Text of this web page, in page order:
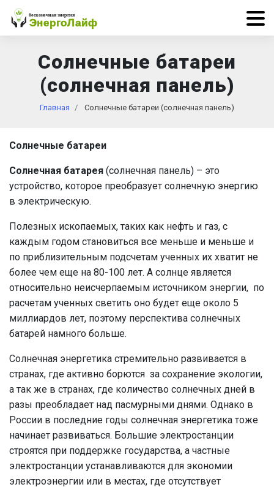
Солнечные батареи
(солнечная панель)
Главная Солнечные батареи (солнечная панель)
Солнечные батареи
Солнечная батарея (солнечная панель) – это
устройство, которое преобразует солнечную энергию
в электрическую.
Полезных ископаемых, таких как нефть и газ, с
каждым годом становиться все меньше и меньше и
по приблизительным подсчетам ученных их хватит не
более чем еще на 80-100 лет. А солнце является
относительно неисчерпаемым источником энергии, по
расчетам ученных светить оно будет еще около 5
миллиардов лет, поэтому перспектива солнечных
батарей намного больше.
Солнечная энергетика стремительно развивается в
странах, где активно борются за сохранение экологии,
а так же в странах, где количество солнечных дней в
разы преобладает над пасмурными днями. Однако в
России в последние годы солнечная энергетика тоже
начинает развиваться. Большие электростанции
строятся при поддержке государства, а частные
электростанции устанавливаются для экономии
электроэнергии или в местах, где отсутствует